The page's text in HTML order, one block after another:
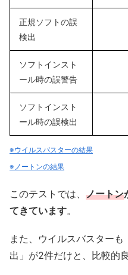
正規ソフトの誤
検出
ソフトインスト
ール時の誤警告
ソフトインスト
ール時の誤検出
※ウイルスバスターの結果
※ノートンの結果
このテストでは、 ノートン
てきています。
また、ウイルスバスター
出」が2件だけと、比較的